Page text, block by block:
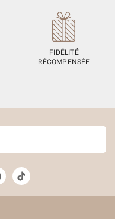
FIDÉLITÉ
RÉCOMPENSÉE